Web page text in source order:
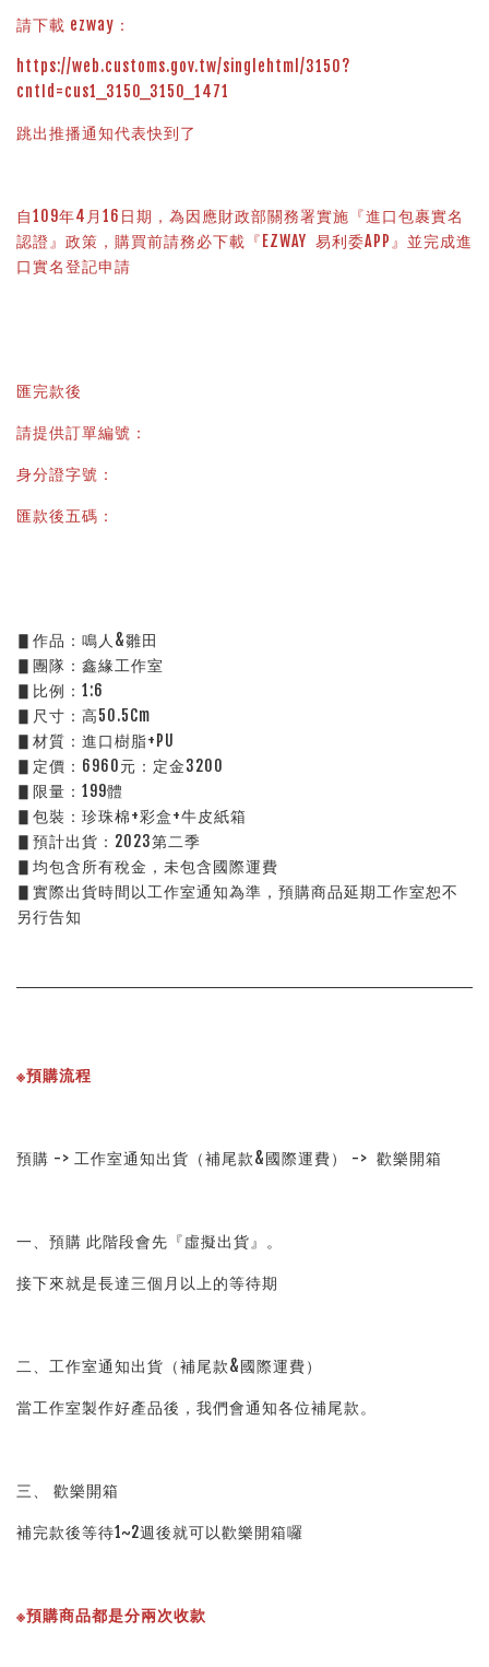
請下載 ezway：
https://web.customs.gov.tw/singlehtml/3150?
cntId=cus1_3150_3150_1471
跳出推播通知代表快到了
自109年4月16日期，為因應財政部關務署實施『進口包裹實名
認證』政策，購買前請務必下載『EZWAY  易利委APP』並完成進
口實名登記申請
匯完款後
請提供訂單編號：
身分證字號：
匯款後五碼：
▋作品：鳴人&雛田
▋團隊：鑫緣工作室
▋比例：1:6
▋尺寸：高50.5Cm
▋材質：進口樹脂+PU
▋定價：6960元：定金3200
▋限量：199體
▋包裝：珍珠棉+彩盒+牛皮紙箱
▋預計出貨：2023第二季
▋均包含所有稅金，未包含國際運費
▋實際出貨時間以工作室通知為準，預購商品延期工作室恕不
另行告知
※預購流程
預購 -> 工作室通知出貨（補尾款&國際運費） ->  歡樂開箱
一、預購 此階段會先『虛擬出貨』。
接下來就是長達三個月以上的等待期
二、工作室通知出貨（補尾款&國際運費）
當工作室製作好產品後，我們會通知各位補尾款。
三、 歡樂開箱
補完款後等待1~2週後就可以歡樂開箱囉
※預購商品都是分兩次收款